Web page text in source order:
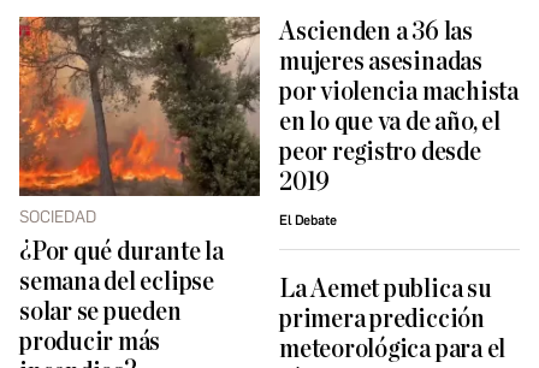
SOCIEDAD
¿Por qué durante la
semana del eclipse
solar se pueden
producir más
Ascienden a 36 las
mujeres asesinadas
por violencia machista
en lo que va de año, el
peor registro desde
2019
El Debate
La Aemet publica su
primera predicción
meteorológica para el